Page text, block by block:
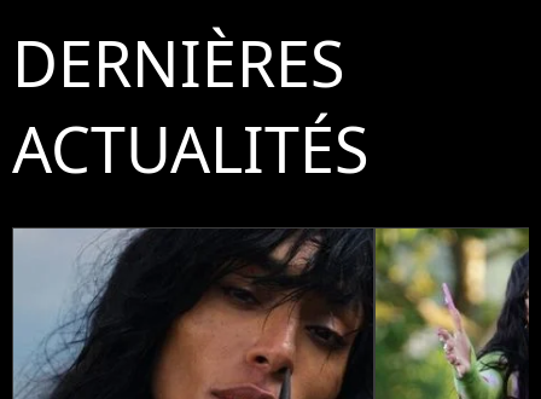
DERNIÈRES
ACTUALITÉS